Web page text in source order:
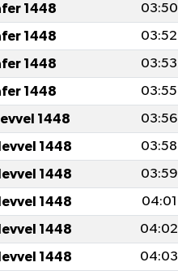
1448
03:50
1448
03:52
1448
03:53
1448
03:55
1448
03:56
1448
03:58
1448
03:59
1448
04:01
1448
04:02
1448
04:03